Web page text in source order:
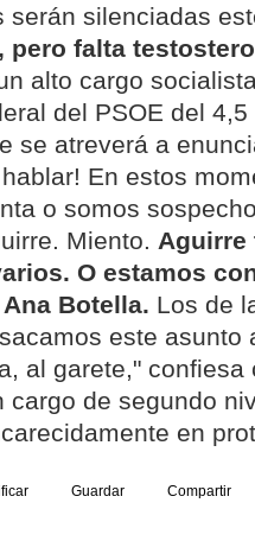
serán silenciadas
pero falta
alto cargo
del PSOE del
se atreverá a
hablar! En estos
o somos
Miento. Aguirre
O estamos
Botella. Los de
este asunto
al garete," confiesa
cargo de segundo
en
Guardar Compartir